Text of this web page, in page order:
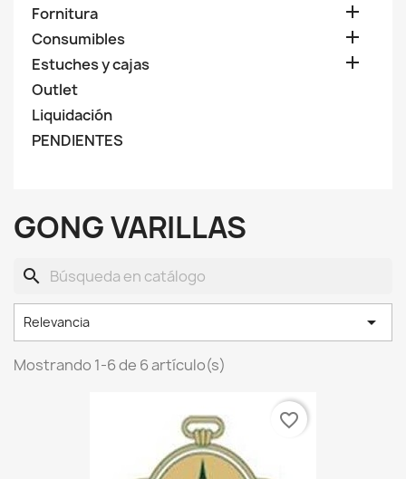
Fornitura 
Consumibles 
Estuches y cajas 
Outlet
Liquidación
PENDIENTES
GONG VARILLAS
search
Relevancia 
Mostrando 1-6 de 6 artículo(s)
favorite_border